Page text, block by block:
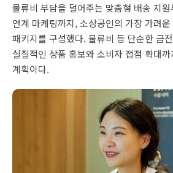
물류비 부담을 덜어주는 맞춤형 배송 지
연계 마케팅까지, 소상공인의 가장 가려
패키지를 구성했다. 물류비 등 단순한 금
실질적인 상품 홍보와 소비자 접점 확대
계획이다.